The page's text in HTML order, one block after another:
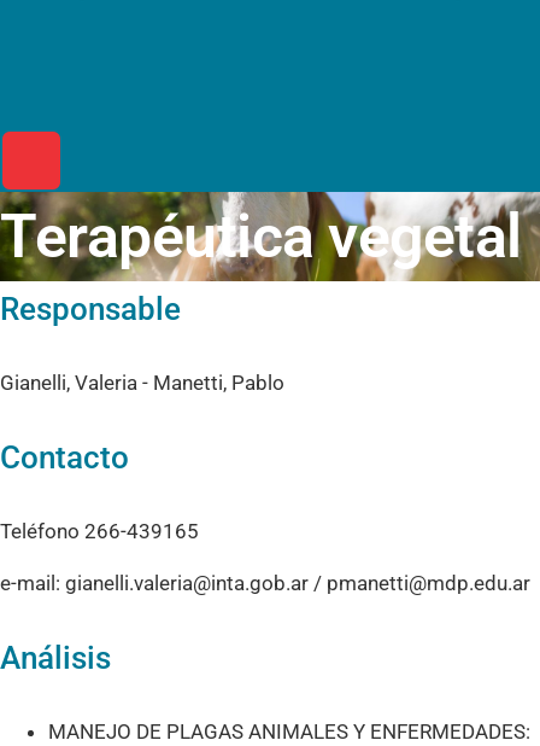
Terapéutica vegetal
Responsable
Gianelli, Valeria - Manetti, Pablo
Contacto
Teléfono 266-439165
e-mail: gianelli.valeria@inta.gob.ar / pmanetti@mdp.edu.ar
Análisis
MANEJO DE PLAGAS ANIMALES Y ENFERMEDADES: